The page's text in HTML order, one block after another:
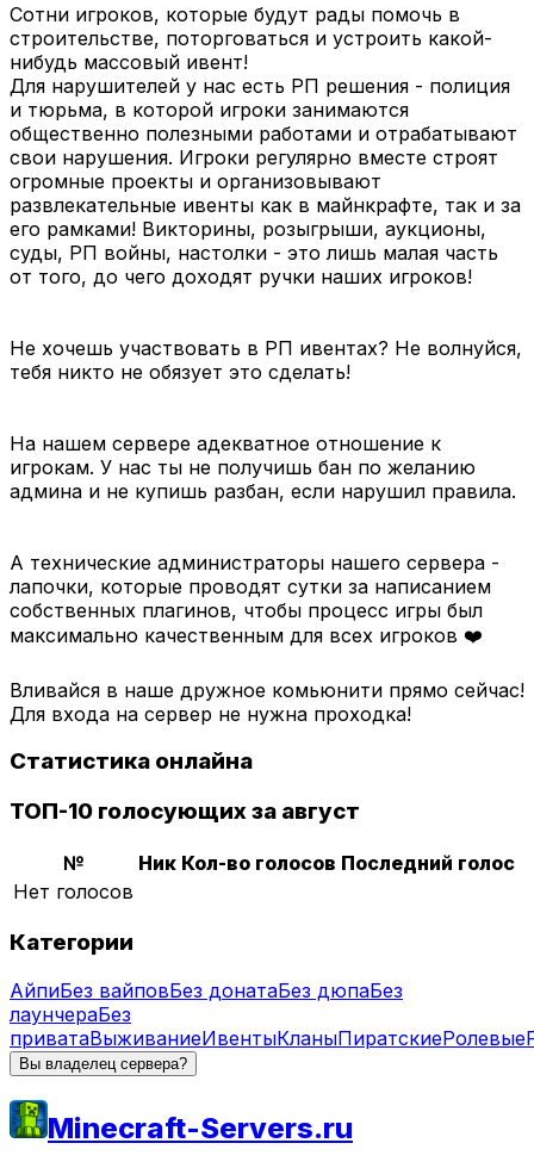
Сотни игроков, которые будут рады помочь в
строительстве, поторговаться и устроить какой-
нибудь массовый ивент!
Для нарушителей у нас есть РП решения - полиция
и тюрьма, в которой игроки занимаются
общественно полезными работами и отрабатывают
свои нарушения. Игроки регулярно вместе строят
огромные проекты и организовывают
развлекательные ивенты как в майнкрафте, так и за
его рамками! Викторины, розыгрыши, аукционы,
суды, РП войны, настолки - это лишь малая часть
от того, до чего доходят ручки наших игроков!
Не хочешь участвовать в РП ивентах? Не волнуйся,
тебя никто не обязует это сделать!
На нашем сервере адекватное отношение к
игрокам. У нас ты не получишь бан по желанию
админа и не купишь разбан, если нарушил правила.
А технические администраторы нашего сервера -
лапочки, которые проводят сутки за написанием
собственных плагинов, чтобы процесс игры был
максимально качественным для всех игроков ❤️
Вливайся в наше дружное комьюнити прямо сейчас!
Для входа на сервер не нужна проходка!
Статистика онлайна
ТОП-10 голосующих за август
№ Ник Кол-во голосов Последний голос
Нет голосов
Категории
АйпиБез вайповБез донатаБез дюпаБез
лаунчераБез
приватаВыживаниеИвентыКланыПиратскиеРолевые
Вы владелец сервера?
Minecraft-Servers.ru